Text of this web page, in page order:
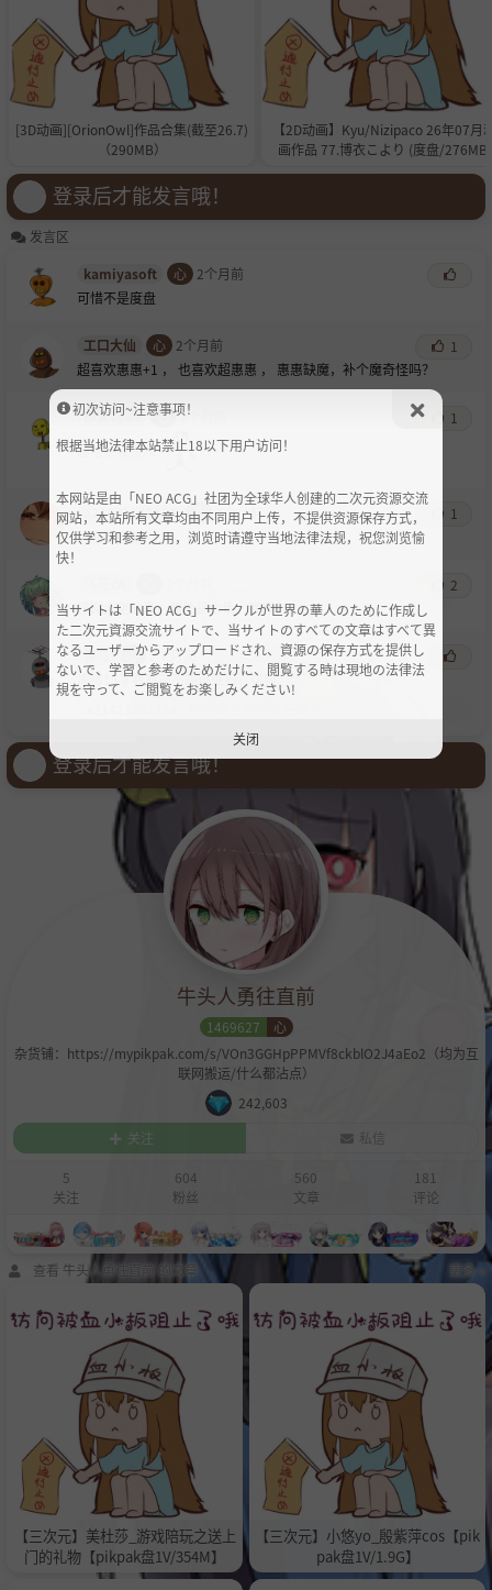
[3D动画][OrionOwl]作品合集(截至26.7)
（290MB）
【2D动画】Kyu/Nizipaco 26年07月
画作品 77.博衣こより (度盘/276MB)
登录后才能发言哦！
发言区
kamiyasoft
心
2个月前
可惜不是度盘
工口大仙 心 2个月前
1
超喜欢惠惠+1 ， 也喜欢超惠惠 ， 惠惠缺魔，补个魔奇怪吗？
砂夏7589 心 2个月前
1
超啥子我喜欢
a21421342134 心 2个月前
1
超喜欢惠惠
2
感谢大佬分享，居然是合集，真棒！
智障 心 2个月前
凑够
15字看看能不能得钻石，喵喵
登录后才能发言哦！
牛头人勇往直前
1469627
心
杂货铺：https://mypikpak.com/s/VOn3GGHpPPMVf8ckblO2J4aEo2（均为互
联网搬运/什么都沾点）
242,603
关注
私信
5
关注
604
粉丝
560
文章
181
评论
查看 牛头人勇往直前 的文章 更多 »
【三次元】美杜莎_游戏陪玩之送上
门的礼物【pikpak盘1V/354M】
【三次元】小悠yo_殷紫萍cos【pik
pak盘1V/1.9G】
初次访问~注意事项！
根据当地法律本站禁止18以下用户访问！
本网站是由「NEO ACG」社团为全球华人创建的二次元资源交流
网站，本站所有文章均由不同用户上传，不提供资源保存方式，
仅供学习和参考之用，浏览时请遵守当地法律法规，祝您浏览愉
快！
当サイトは「NEO ACG」サークルが世界の華人のために作成し
た二次元資源交流サイトで、当サイトのすべての文章はすべて異
なるユーザーからアップロードされ、資源の保存方式を提供し
ないで、学習と参考のためだけに、閲覧する時は現地の法律法
規を守って、ご閲覧をお楽しみください!
关闭